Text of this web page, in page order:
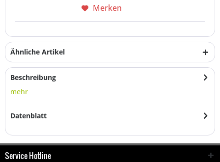
Merken
Ähnliche Artikel
Beschreibung
mehr
Datenblatt
Service Hotline